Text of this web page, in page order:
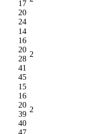
17
20
24
14
16
20
28
41
45
2
15
16
20
39
40
47
2